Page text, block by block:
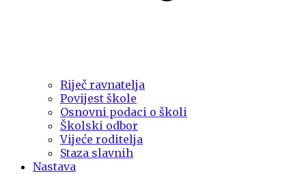
Riječ ravnatelja
Povijest škole
Osnovni podaci o školi
Školski odbor
Vijeće roditelja
Staza slavnih
Nastava